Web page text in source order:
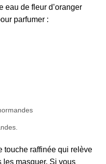
eau de fleur d’oranger
parfumer :
touche raffinée qui relève
les masquer. Si vous